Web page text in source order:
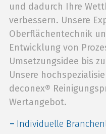
und dadurch Ihre
verbessern. Unsere
Oberflächentechnik
Entwicklung von
Umsetzungsidee bis
Unsere
deconex®
Wertangebot.
Individuelle